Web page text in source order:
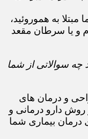
مبتلا به هموروئید،
و یا سرطان مقعد
چه سوالاتی از شما
و درمان های
دارو درمانی و
بیماری شما